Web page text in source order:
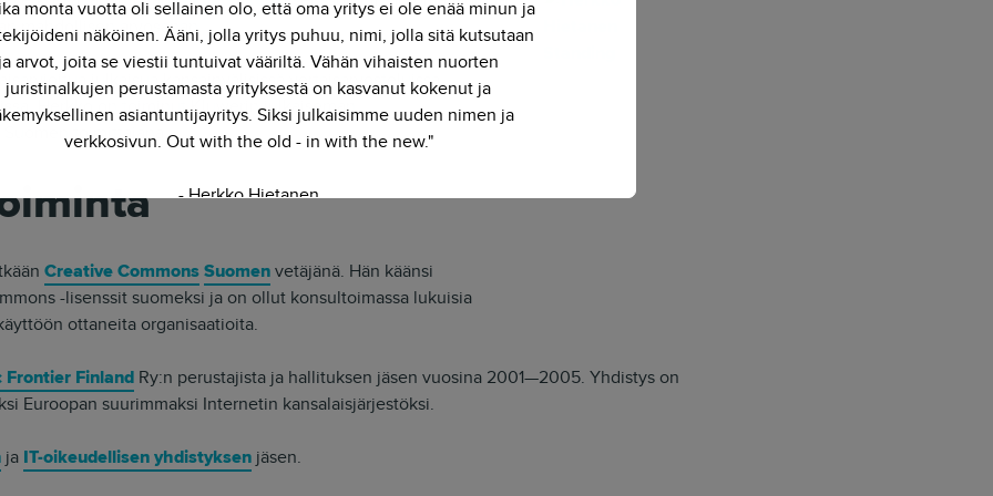
mahdollisen arvosanan.
julkaisua kansainvälisissä vertaisarvosteluissa
Herkko on toiminut Kluwerin julkaiseman
toimittajana.
Creative CommonsSuomenvetäjänä. Hän käänsi
-lisenssit suomeksi ja on ollut konsultoimassa lukuisia
ottaneita organisaatioita.
Frontier Finland Ry:n perustajista ja hallituksen jäsen vuosina 2001—2005. Yhdistys on
Euroopan suurimmaksi Internetin kansalaisjärjestöksi.
ja IT-oikeudellisen yhdistyksen jäsen.
monta vuotta oli sellainen olo, että oma yritys ei ole enää minun ja
näköinen. Ääni, jolla yritys puhuu, nimi, jolla sitä kutsutaan
ja arvot, joita se viestii tuntuivat vääriltä. Vähän vihaisten nuorten
juristinalkujen perustamasta yrityksestä on kasvanut kokenut ja
asiantuntijayritys. Siksi julkaisimme uuden nimen ja
verkkosivun. Out with the old - in with the new."
- Herkko Hietanen